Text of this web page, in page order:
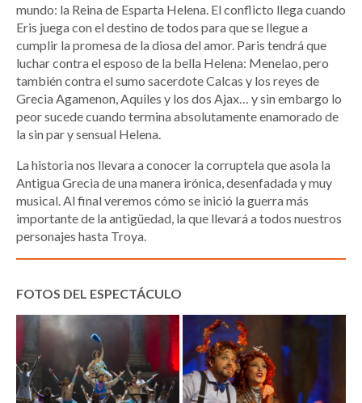
mundo: la Reina de Esparta Helena. El conflicto llega cuando
Eris juega con el destino de todos para que se llegue a
cumplir la promesa de la diosa del amor. Paris tendrá que
luchar contra el esposo de la bella Helena: Menelao, pero
también contra el sumo sacerdote Calcas y los reyes de
Grecia Agamenon, Aquiles y los dos Ajax… y sin embargo lo
peor sucede cuando termina absolutamente enamorado de
la sin par y sensual Helena.
La historia nos llevara a conocer la corruptela que asola la
Antigua Grecia de una manera irónica, desenfadada y muy
musical. Al final veremos cómo se inició la guerra más
importante de la antigüedad, la que llevará a todos nuestros
personajes hasta Troya.
FOTOS DEL ESPECTÁCULO